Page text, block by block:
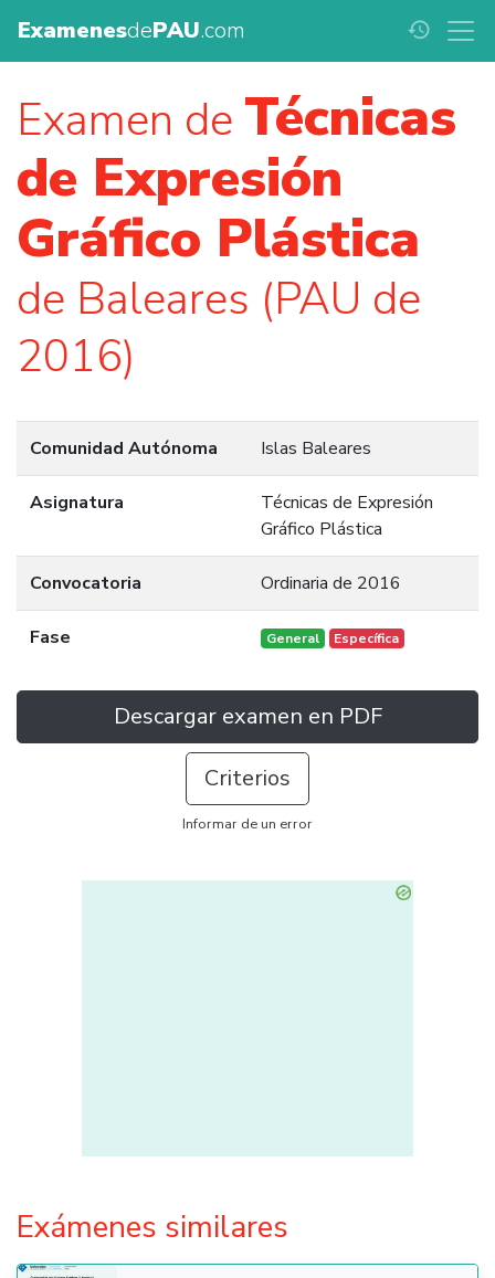
ExamenesdePAU.com history
Examen de Técnicas
de Expresión
Gráfico Plástica
de Baleares (PAU de
2016)
Comunidad Autónoma Islas Baleares
Asignatura
Técnicas de Expresión
Gráfico Plástica
Convocatoria Ordinaria de 2016
Fase General Específica
Descargar examen en PDF
Criterios
Informar de un error
Exámenes similares